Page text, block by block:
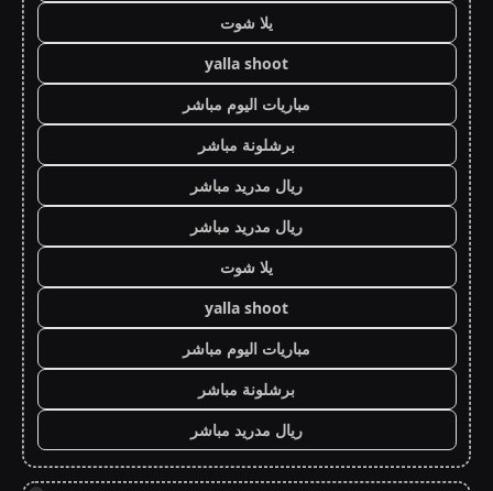
يلا شوت
yalla shoot
مباريات اليوم مباشر
برشلونة مباشر
ريال مدريد مباشر
ريال مدريد مباشر
يلا شوت
yalla shoot
مباريات اليوم مباشر
برشلونة مباشر
ريال مدريد مباشر